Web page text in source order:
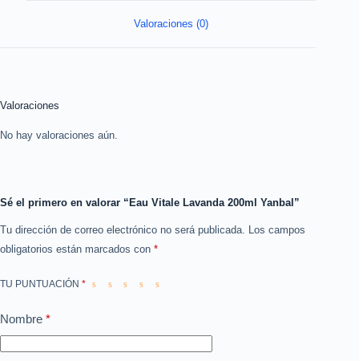
Valoraciones (0)
Valoraciones
No hay valoraciones aún.
Sé el primero en valorar “Eau Vitale Lavanda 200ml Yanbal”
Tu dirección de correo electrónico no será publicada.
Los campos
obligatorios están marcados con *
TU PUNTUACIÓN *
Nombre *